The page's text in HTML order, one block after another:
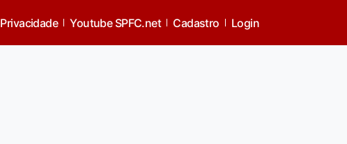
Privacidade Youtube SPFC.net Cadastro Login